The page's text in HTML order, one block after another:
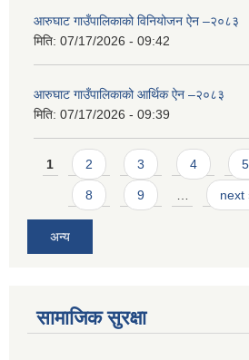
आरुघाट गाउँपालिकाको विनियोजन ऐन –२०८३
मिति: 07/17/2026 - 09:42
आरुघाट गाउँपालिकाको आर्थिक ऐन –२०८३
मिति: 07/17/2026 - 09:39
Pages
1 2 3 4 5
8 9 next
अन्य
सामाजिक सुरक्षा